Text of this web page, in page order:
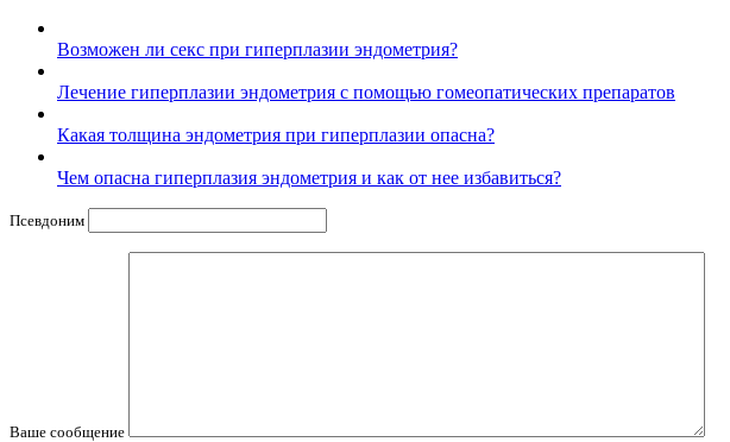
Возможен ли секс при гиперплазии эндометрия?
Лечение гиперплазии эндометрия с помощью гомеопатических препаратов
Какая толщина эндометрия при гиперплазии опасна?
Чем опасна гиперплазия эндометрия и как от нее избавиться?
Псевдоним
Ваше сообщение